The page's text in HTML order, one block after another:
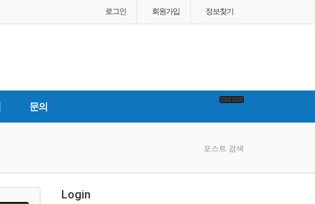
로그인 회원가입 정보찾기
문의
포스트 검색
Login